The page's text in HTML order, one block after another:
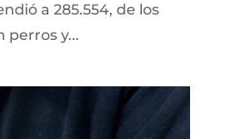
a 285.554, de los
perros y...